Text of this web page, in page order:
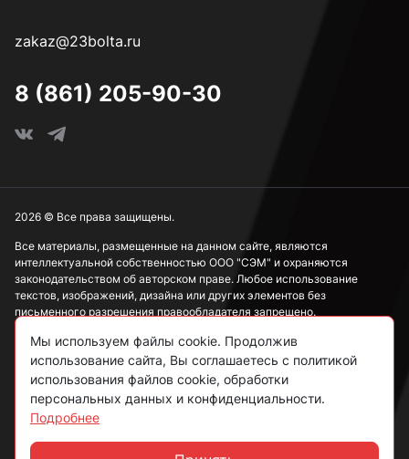
zakaz@23bolta.ru
8 (861) 205-90-30
Все материалы, размещенные на данном сайте, являются
интеллектуальной собственностью ООО "СЭМ" и охраняются
законодательством об авторском праве. Любое использование
текстов, изображений, дизайна или других элементов без
письменного разрешения правообладателя запрещено.
Информация, представленная на сайте, носит исключительно
ознакомительный характер и не может рассматриваться как
публичная оферта в соответствии со ст. 437 ГК РФ.
Политика конфиденциальности
Согласие на обработку данных
2026 © Все права защищены.
Мы используем файлы cookie. Продолжив
использование сайта, Вы соглашаетесь с политикой
использования файлов cookie, обработки
персональных данных и конфиденциальности.
Подробнее